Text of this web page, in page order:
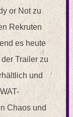
or Not zu
Rekruten
es heute
Trailer zu
und
Chaos und